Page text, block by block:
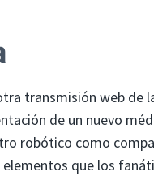
transmisión web de
de un nuevo
robótico como
que los